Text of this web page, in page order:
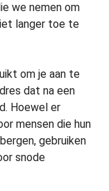
we nemen om
langer toe te
om je aan te
dat na een
Hoewel er
mensen die hun
gebruiken
snode